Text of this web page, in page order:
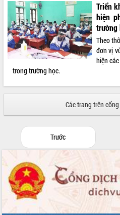
Triển
hiện
trường
Theo
đơn vị
hiện
trong trường học.
Các trang trên
Trước